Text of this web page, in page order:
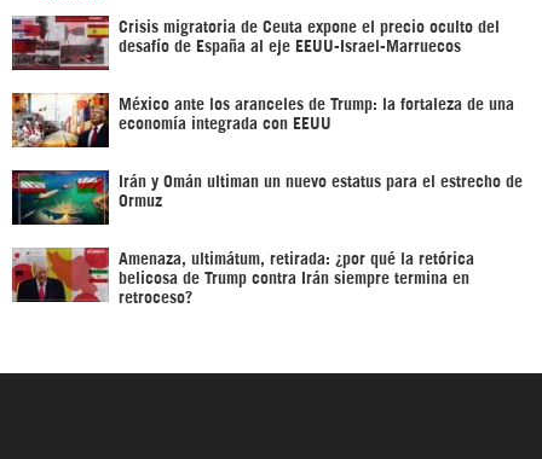
Crisis migratoria de Ceuta expone el precio oculto del
desafío de España al eje EEUU-Israel-Marruecos
México ante los aranceles de Trump: la fortaleza de una
economía integrada con EEUU
Irán y Omán ultiman un nuevo estatus para el estrecho de
Ormuz
Amenaza, ultimátum, retirada: ¿por qué la retórica
belicosa de Trump contra Irán siempre termina en
retroceso?